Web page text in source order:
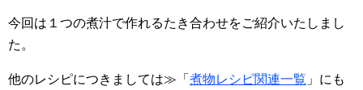
今回は１つの煮汁で作れるたき合わせをご紹介いたしまし
た。
他のレシピにつきましては≫「 煮物レシピ関連一覧 」にも